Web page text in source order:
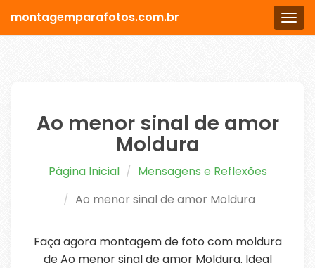
Menu
montagemparafotos.com.br
Ao menor sinal de amor
Moldura
Página Inicial
Mensagens e Reflexões
Ao menor sinal de amor Moldura
Faça agora montagem de foto com moldura
de Ao menor sinal de amor Moldura. Ideal